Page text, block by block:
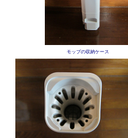
モップの収納ケース